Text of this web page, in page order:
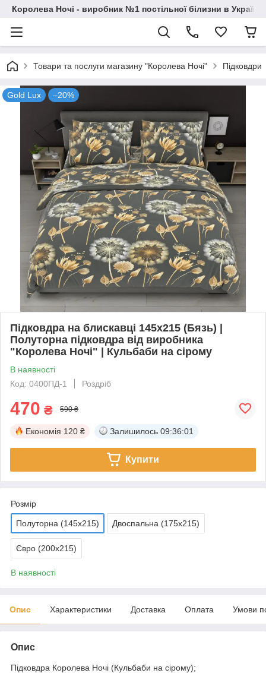
Королева Ночі - виробник №1 постільної білизни в Україні
Товари та послуги магазину "Королева Ночі" Підковдри
Gold Lux –20%
Підковдра на блискавці 145х215 (Бязь) |
Полуторна підковдра від виробника
"Королева Ночі" | Кульбаби на сірому
В наявності
Код: 0400ПД-1
Роздріб
470 ₴ 590 ₴
Економія 120 ₴ Залишилось 09:36:00
Купити
Розмір
Полуторна (145х215) Двоспальна (175х215)
Євро (200х215)
В наявності
Опис Характеристики Доставка Оплата Умови
Опис
Підковдра Королева Ночі (Кульбаби на сірому);